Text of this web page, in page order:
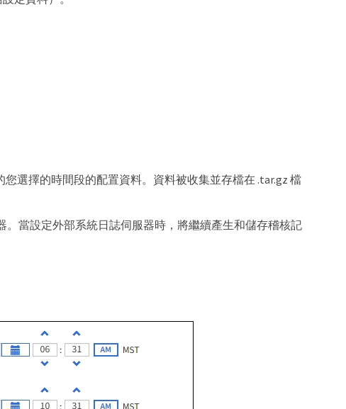
選擇的時間段的配置資料。資料被收集並存檔在 .tar.gz 檔
當設定外部系統日誌伺服器時，將繼續產生和儲存稽核記